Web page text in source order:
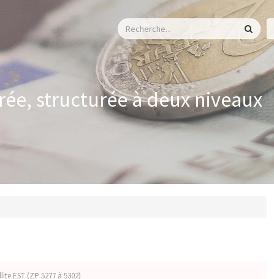
structurée à deux niveaux
EST (ZP 5277 à 5302)